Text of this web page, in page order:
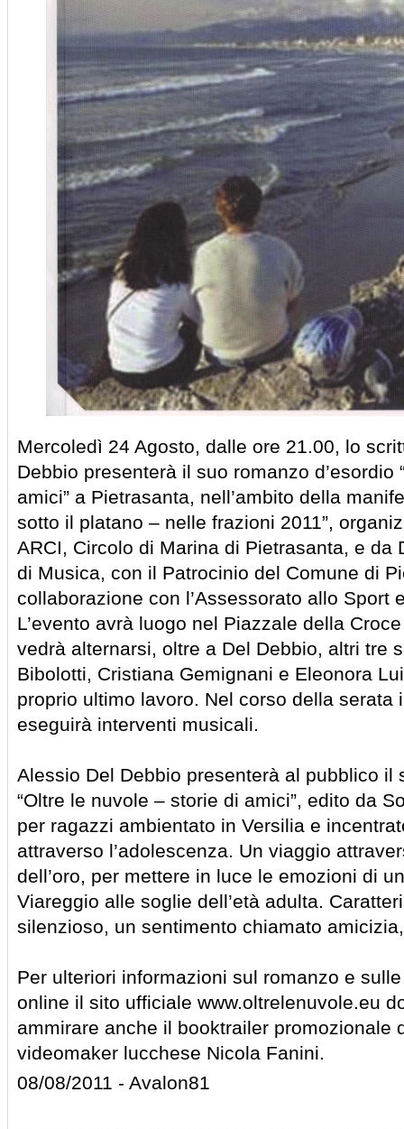
Mercoledì 24 Agosto, dalle ore 21.00, lo
Debbio presenterà il suo romanzo d’esordio
amici” a Pietrasanta, nell’ambito della
sotto il platano – nelle frazioni 2011”,
ARCI, Circolo di Marina di Pietrasanta, e da
di Musica, con il Patrocinio del Comune di
collaborazione con l’Assessorato allo Sport
L’evento avrà luogo nel Piazzale della
vedrà alternarsi, oltre a Del Debbio, altri tre
Bibolotti, Cristiana Gemignani e Eleonora
proprio ultimo lavoro. Nel corso della serata
eseguirà interventi musicali.
Alessio Del Debbio presenterà al pubblico il
“Oltre le nuvole – storie di amici”, edito da
per ragazzi ambientato in Versilia e
attraverso l’adolescenza. Un viaggio
dell’oro, per mettere in luce le emozioni di
Viareggio alle soglie dell’età adulta.
silenzioso, un sentimento chiamato
Per ulteriori informazioni sul romanzo e
online il sito ufficiale www.oltrelenuvole.eu
ammirare anche il booktrailer promozionale
videomaker lucchese Nicola Fanini.
08/08/2011 - Avalon81